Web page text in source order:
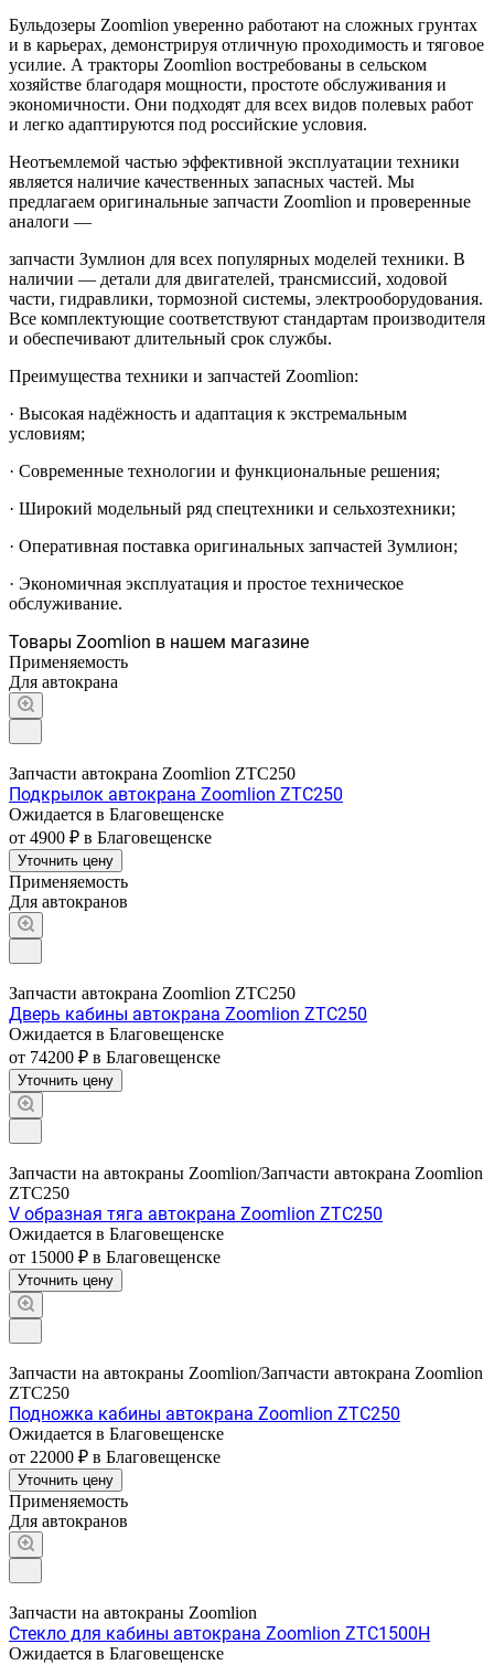
Бульдозеры Zoomlion уверенно работают на сложных грунтах
и в карьерах, демонстрируя отличную проходимость и тяговое
усилие. А тракторы Zoomlion востребованы в сельском
хозяйстве благодаря мощности, простоте обслуживания и
экономичности. Они подходят для всех видов полевых работ
и легко адаптируются под российские условия.
Неотъемлемой частью эффективной эксплуатации техники
является наличие качественных запасных частей. Мы
предлагаем оригинальные запчасти Zoomlion и проверенные
аналоги —
запчасти Зумлион для всех популярных моделей техники. В
наличии — детали для двигателей, трансмиссий, ходовой
части, гидравлики, тормозной системы, электрооборудования.
Все комплектующие соответствуют стандартам производителя
и обеспечивают длительный срок службы.
Преимущества техники и запчастей Zoomlion:
· Высокая надёжность и адаптация к экстремальным
условиям;
· Современные технологии и функциональные решения;
· Широкий модельный ряд спецтехники и сельхозтехники;
· Оперативная поставка оригинальных запчастей Зумлион;
· Экономичная эксплуатация и простое техническое
обслуживание.
Товары Zoomlion в нашем магазине
Применяемость
Для автокрана
Запчасти автокрана Zoomlion ZTC250
Подкрылок автокрана Zoomlion ZTC250
Ожидается в Благовещенске
от 4900 ₽ в Благовещенске
Уточнить цену
Применяемость
Для автокранов
Запчасти автокрана Zoomlion ZTC250
Дверь кабины автокрана Zoomlion ZTC250
Ожидается в Благовещенске
от 74200 ₽ в Благовещенске
Уточнить цену
Запчасти на автокраны Zoomlion/Запчасти автокрана Zoomlion
ZTC250
V образная тяга автокрана Zoomlion ZTC250
Ожидается в Благовещенске
от 15000 ₽ в Благовещенске
Уточнить цену
Запчасти на автокраны Zoomlion/Запчасти автокрана Zoomlion
ZTC250
Подножка кабины автокрана Zoomlion ZTC250
Ожидается в Благовещенске
от 22000 ₽ в Благовещенске
Уточнить цену
Применяемость
Для автокранов
Запчасти на автокраны Zoomlion
Стекло для кабины автокрана Zoomlion ZTC1500H
Ожидается в Благовещенске